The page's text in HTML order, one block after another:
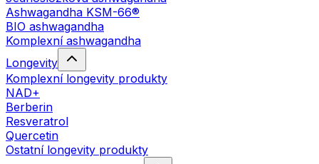
Ashwagandha KSM-66®
BIO ashwagandha
Komplexní ashwagandha
Longevity
Komplexní longevity produkty
NAD+
Berberin
Resveratrol
Quercetin
Ostatní longevity produkty